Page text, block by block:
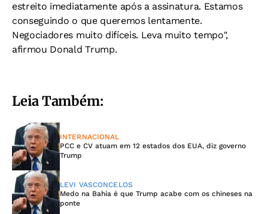
estreito imediatamente após a assinatura. Estamos
conseguindo o que queremos lentamente.
Negociadores muito difíceis. Leva muito tempo",
afirmou Donald Trump.
Leia Também:
INTERNACIONAL
PCC e CV atuam em 12 estados dos EUA, diz governo
Trump
LEVI VASCONCELOS
Medo na Bahia é que Trump acabe com os chineses na
ponte